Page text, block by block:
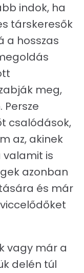
indok, ha
társkeresők
a hosszas
meg,
Persze
csalódások,
az, akinek
is
azonban
és már
vagy már a
delén túl